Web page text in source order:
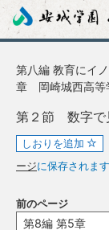
第八編 教育にイ
章 岡崎城西高等
第２節 数字で
しおりを追加
ージに保存されます
前のページ
第8編 第5章